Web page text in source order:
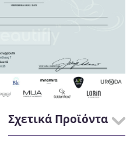
Σχετικά Προϊόντα